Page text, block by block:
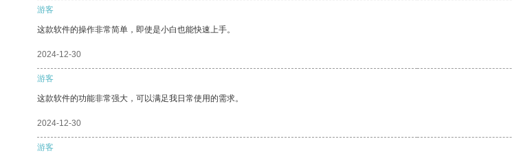
游客
这款软件的操作非常简单，即使是小白也能快速上手。
2024-12-30
游客
这款软件的功能非常强大，可以满足我日常使用的需求。
2024-12-30
游客